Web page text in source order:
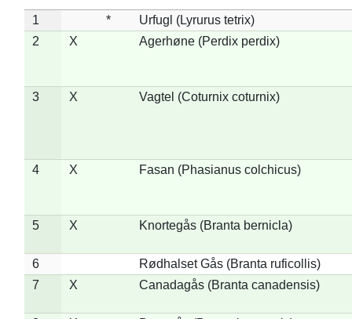
1 *
Urfugl (Lyrurus tetrix)
2
X Agerhøne (Perdix perdix)
3 X Vagtel (Coturnix coturnix)
4 X Fasan (Phasianus colchicus)
5 X Knortegås (Branta bernicla)
6
Rødhalset Gås (Branta ruficollis)
7
X Canadagås (Branta canadensis)